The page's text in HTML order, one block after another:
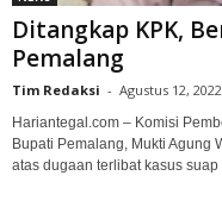
Ditangkap KPK,
Pemalang
Tim Redaksi - Agustus 12, 2022
Hariantegal.com – Komisi
Bupati Pemalang, Mukti Agung
atas dugaan terlibat kasus suap